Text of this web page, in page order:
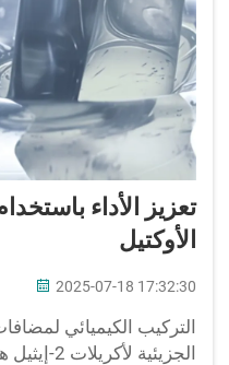
تعزيز الأداء
الأوكتيل
2025-07-18 17:32:30
التركيب الكيميائي لمضافات